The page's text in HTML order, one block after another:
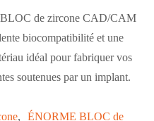
de zircone CAD/CAM
biocompatibilité et une
idéal pour fabriquer vos
soutenues par un implant.
,
ÉNORME BLOC de